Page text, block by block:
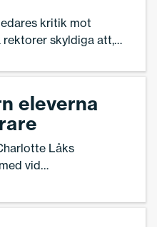
kritik mot
skyldiga att,
– Att oombett
Gavelin
eleverna
Låks
vid
–